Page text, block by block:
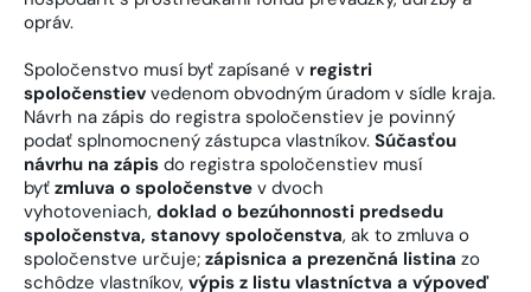
opráv.
Spoločenstvo musí byť zapísané v registri
spoločenstiev vedenom obvodným úradom v sídle kraja.
Návrh na zápis do registra spoločenstiev je povinný
podať splnomocnený zástupca vlastníkov. Súčasťou
návrhu na zápis do registra spoločenstiev musí
byť zmluva o spoločenstve v dvoch
vyhotoveniach, doklad o bezúhonnosti predsedu
spoločenstva, stanovy spoločenstva, ak to zmluva o
spoločenstve určuje; zápisnica a prezenčná listina zo
schôdze vlastníkov, výpis z listu vlastníctva a výpoveď